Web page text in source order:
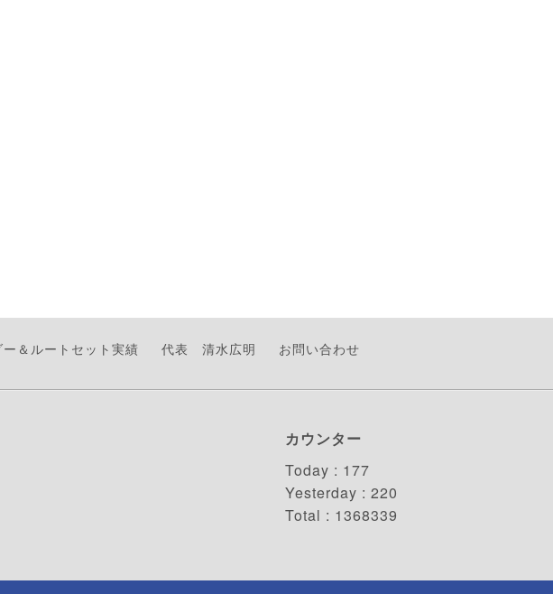
ー＆ルートセット実績 代表 清水広明 お問い合わせ
カウンター
Today : 177
Yesterday : 220
Total : 1368339